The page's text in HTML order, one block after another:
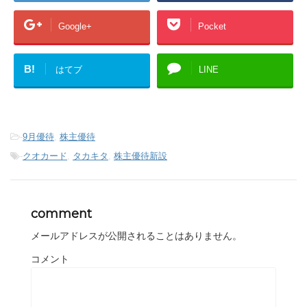
Google+ Pocket
B! はてブ LINE
-9月優待 株主優待
-クオカード タカキタ 株主優待新設
comment
メールアドレスが公開されることはありません。
コメント